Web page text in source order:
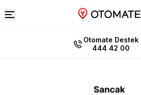
Otomate Destek
444 42 00